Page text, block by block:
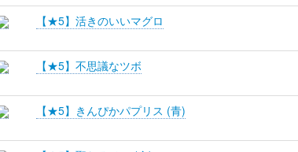
【★5】活きのいいマグロ
【★5】不思議なツボ
【★5】きんぴかパプリス (青)